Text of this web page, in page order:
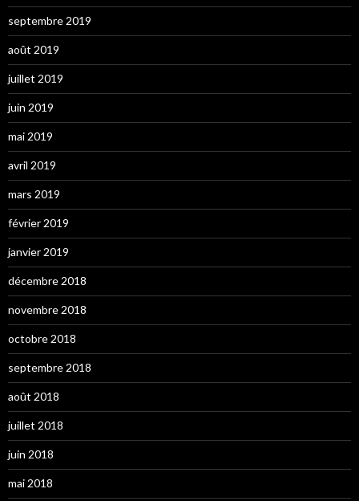
septembre 2019
août 2019
juillet 2019
juin 2019
mai 2019
avril 2019
mars 2019
février 2019
janvier 2019
décembre 2018
novembre 2018
octobre 2018
septembre 2018
août 2018
juillet 2018
juin 2018
mai 2018